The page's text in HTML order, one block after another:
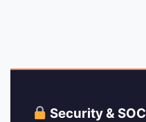
Security & SOC